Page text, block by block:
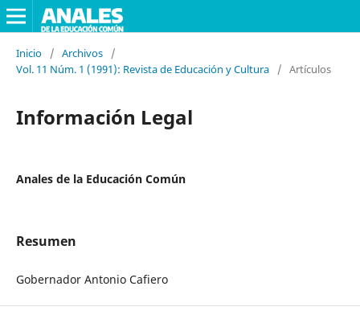
Inicio / Archivos
/
Vol. 11 Núm. 1 (1991): Revista de Educación y Cultura
/ Artículos
Información Legal
Anales de la Educación Común
Resumen
Gobernador Antonio Cafiero